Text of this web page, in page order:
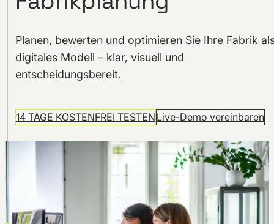
Planen, bewerten und optimieren Sie Ihre Fabrik
digitales Modell – klar, visuell und
entscheidungsbereit.
14 TAGE KOSTENFREI TESTEN Live-Demo vereinbaren